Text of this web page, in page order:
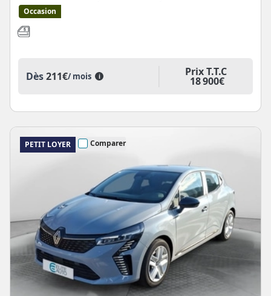
Occasion
Dès211€/ mois i Prix T.T.C
18 900€
PETIT LOYER Comparer